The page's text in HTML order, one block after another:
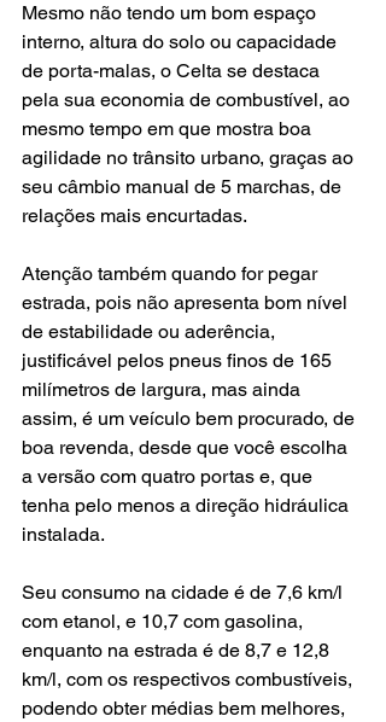
Mesmo não tendo um bom espaço
interno, altura do solo ou capacidade
de porta-malas, o Celta se destaca
pela sua economia de combustível, ao
mesmo tempo em que mostra boa
agilidade no trânsito urbano, graças ao
seu câmbio manual de 5 marchas, de
relações mais encurtadas.
Atenção também quando for pegar
estrada, pois não apresenta bom nível
de estabilidade ou aderência,
justificável pelos pneus finos de 165
milímetros de largura, mas ainda
assim, é um veículo bem procurado, de
boa revenda, desde que você escolha
a versão com quatro portas e, que
tenha pelo menos a direção hidráulica
instalada.
Seu consumo na cidade é de 7,6 km/l
com etanol, e 10,7 com gasolina,
enquanto na estrada é de 8,7 e 12,8
km/l, com os respectivos combustíveis,
podendo obter médias bem melhores,